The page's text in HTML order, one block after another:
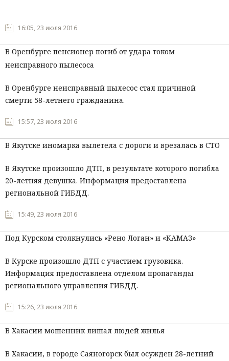
16:05, 23 июля 2016
В Оренбурге пенсионер погиб от удара током
неисправного пылесоса
В Оренбурге неисправный пылесос стал причиной
смерти 58-летнего гражданина.
15:57, 23 июля 2016
В Якутске иномарка вылетела с дороги и врезалась в СТО
В Якутске произошло ДТП, в результате которого погибла
20-летняя девушка. Информация предоставлена
региональной ГИБДД.
15:49, 23 июля 2016
Под Курском столкнулись «Рено Логан» и «КАМАЗ»
В Курске произошло ДТП с участием грузовика.
Информация предоставлена отделом пропаганды
регионального управления ГИБДД.
15:26, 23 июля 2016
В Хакасии мошенник лишал людей жилья
В Хакасии, в городе Саяногорск был осужден 28-летний